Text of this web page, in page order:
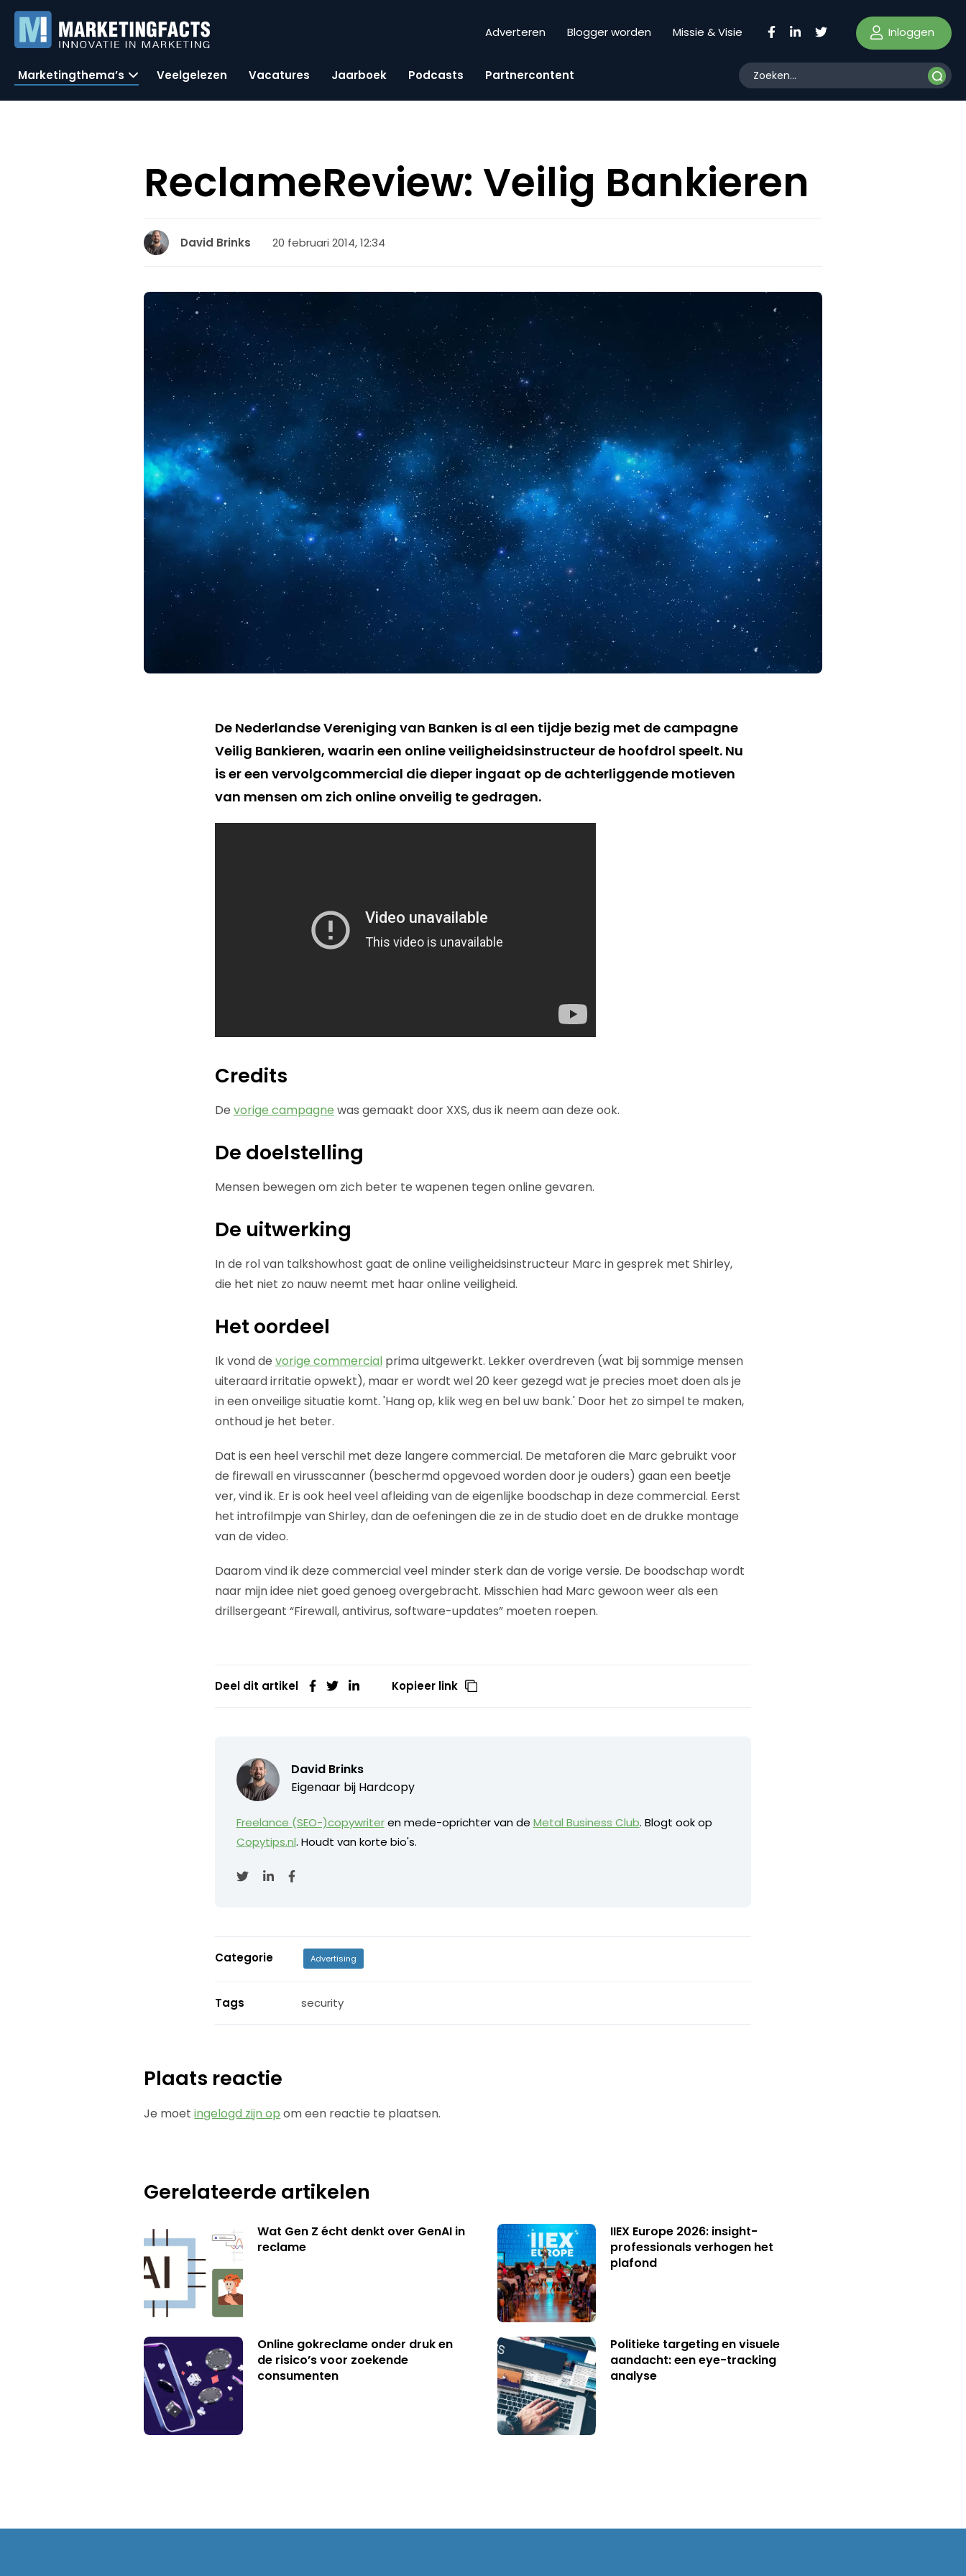
Adverteren Blogger worden Missie & Visie Inloggen
Marketingthema’s Veelgelezen Vacatures Jaarboek Podcasts Partnercontent
ReclameReview: Veilig Bankieren
David Brinks 20 februari 2014, 12:34
De Nederlandse Vereniging van Banken is al een tijdje bezig met de campagne
Veilig Bankieren, waarin een online veiligheidsinstructeur de hoofdrol speelt. Nu
is er een vervolgcommercial die dieper ingaat op de achterliggende motieven
van mensen om zich online onveilig te gedragen.
Credits
De vorige campagne was gemaakt door XXS, dus ik neem aan deze ook.
De doelstelling
Mensen bewegen om zich beter te wapenen tegen online gevaren.
De uitwerking
In de rol van talkshowhost gaat de online veiligheidsinstructeur Marc in gesprek met Shirley,
die het niet zo nauw neemt met haar online veiligheid.
Het oordeel
Ik vond de vorige commercialprima uitgewerkt. Lekker overdreven (wat bij sommige mensen
uiteraard irritatie opwekt), maar er wordt wel 20 keer gezegd wat je precies moet doen als je
in een onveilige situatie komt. 'Hang op, klik weg en bel uw bank.' Door het zo simpel te maken,
onthoud je het beter.
Dat is een heel verschil met deze langere commercial. De metaforen die Marc gebruikt voor
de firewall en virusscanner (beschermd opgevoed worden door je ouders) gaan een beetje
ver, vind ik. Er is ook heel veel afleiding van de eigenlijke boodschap in deze commercial. Eerst
het introfilmpje van Shirley, dan de oefeningen die ze in de studio doet en de drukke montage
van de video.
Daarom vind ik deze commercial veel minder sterk dan de vorige versie. De boodschap wordt
naar mijn idee niet goed genoeg overgebracht. Misschien had Marc gewoon weer als een
drillsergeant “Firewall, antivirus, software-updates” moeten roepen.
Deel dit artikel Kopieer link
David Brinks
Eigenaar bij Hardcopy
Freelance (SEO-)copywriteren mede-oprichter van de Metal Business Club. Blogt ook op
Copytips.nl. Houdt van korte bio's.
Categorie Advertising
Tags security
Plaats reactie
Je moetingelogd zijn op om een reactie te plaatsen.
Gerelateerde artikelen
Wat Gen Z écht denkt over GenAI in
reclame
IIEX Europe 2026: insight-
professionals verhogen het
plafond
Online gokreclame onder druk en
de risico’s voor zoekende
consumenten
Politieke targeting en visuele
aandacht: een eye-tracking
analyse